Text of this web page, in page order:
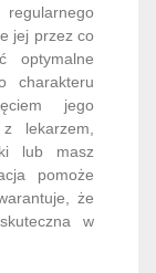
jej przez co
optymalne
charakteru
jego
lekarzem,
lub masz
pomoże
że
w